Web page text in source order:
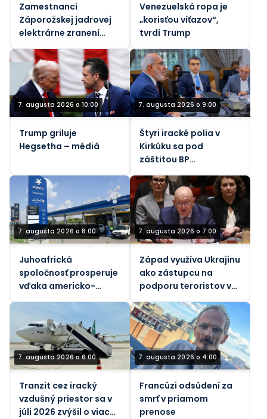
Zamestnanci
Záporožskej jadrovej
elektrárne zranení
ukrajinskými
nášľapnými mínami,
povedal generálny
riaditeľ Rosatomu
Venezuelská ropa je
„korisťou víťazov“,
tvrdí Trump
7. augusta 2026 o 10:00
Trump griluje
Hegsetha – médiá
7. augusta 2026 o 9:00
Štyri iracké polia v
Kirkúku sa pod
záštitou BP
zameriavajú na 450
000 barelov denne
7. augusta 2026 o 8:00
Juhoafrická
spoločnosť prosperuje
vďaka americko-
7. augusta 2026 o 7:00
Západ využíva Ukrajinu
ako zástupcu na
podporu teroristov v
vyslanec pri OSN
(VIDEO)
7. augusta 2026 o 6:00
Tranzit cez iracký
vzdušný priestor sa v
júli 2026 zvýšil o viac
7. augusta 2026 o 4:00
Francúzi odsúdení za
smrť v priamom
prenose